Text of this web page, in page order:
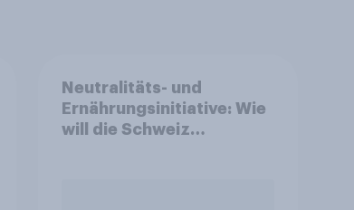
Neutralitäts- und
Ernährungsinitiative: Wie
will die Schweiz